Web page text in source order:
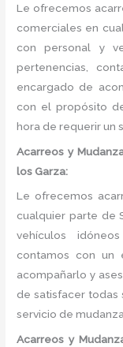
Le ofrecemos
comerciales en
con personal y
pertenencias,
encargado de
con el propósito
hora de requerir un
Acarreos y
los Garza:
Le ofrecemos
cualquier parte de
vehículos
contamos con un
acompañarlo y
de satisfacer todas
servicio de
Acarreos y